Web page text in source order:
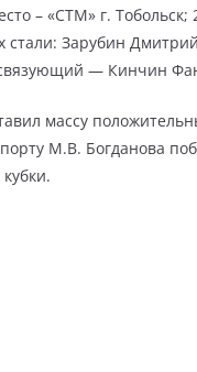
– «СТМ» г.
Зарубин
— Кинчин
массу
М.В. Богданова